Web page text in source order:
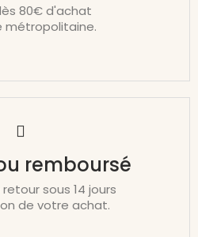
80€ d'achat
métropolitaine.
remboursé
sous 14 jours
de votre achat.